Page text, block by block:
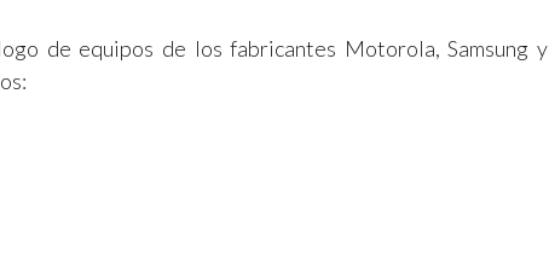
de equipos de los fabricantes Motorola, Samsung y